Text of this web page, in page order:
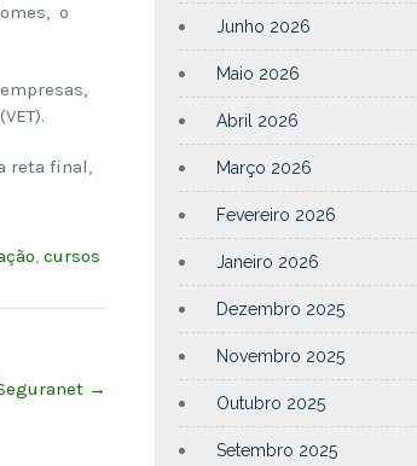
o
reta final,
, cursos
→
Junho 2026
Maio 2026
Abril 2026
Março 2026
Fevereiro 2026
Janeiro 2026
Dezembro 2025
Novembro 2025
Outubro 2025
Setembro 2025